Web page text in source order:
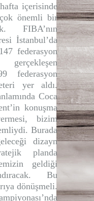
içerisinde
önemli bir
FIBA’nın
İstanbul’da
federasyon
gerçekleşen
federasyon
yer aldı.
Coca
konuşma
bizim
Burada
dizayn
planda
geldiği
Bu
dönüşmeli.